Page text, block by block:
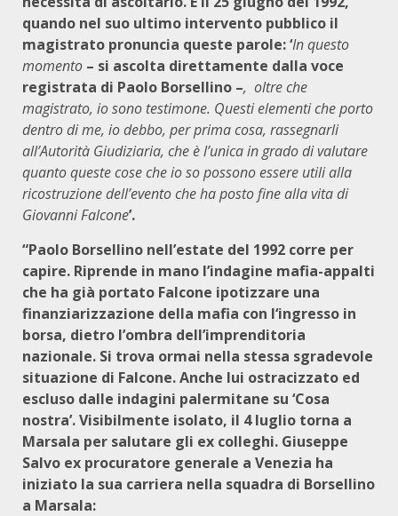
quando nel suo ultimo intervento pubblico il
magistrato pronuncia queste parole: ‘In questo
momento – si ascolta direttamente dalla voce
registrata di Paolo Borsellino –, oltre che
magistrato, io sono testimone. Questi elementi che porto
dentro di me, io debbo, per prima cosa, rassegnarli
all’Autorità Giudiziaria, che è l’unica in grado di valutare
quanto queste cose che io so possono essere utili alla
ricostruzione dell’evento che ha posto fine alla vita di
Giovanni Falcone’.
“Paolo Borsellino nell’estate del 1992 corre per
capire. Riprende in mano l’indagine mafia-appalti
che ha già portato Falcone ipotizzare una
finanziarizzazione della mafia​ con​ l‘ingresso in
borsa, dietro l’ombra dell’imprenditoria
nazionale. Si trova ormai nella stessa sgradevole
situazione di Falcone. Anche lui ostracizzato ed
escluso dalle indagini palermitane su ‘Cosa
nostra’. Visibilmente isolato, il 4 luglio torna a
Marsala per salutare gli ex colleghi. Giuseppe
Salvo ex procuratore generale a Venezia ha
iniziato la sua carriera nella squadra di Borsellino
a Marsala: